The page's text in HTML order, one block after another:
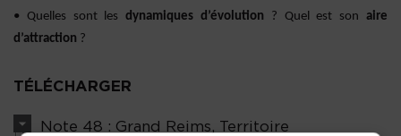
• Quelles sont lesdynamiques d’évolution ? Quel est sonaire
d’attraction ?
TÉLÉCHARGER
Note 48 : Grand Reims, Territoire